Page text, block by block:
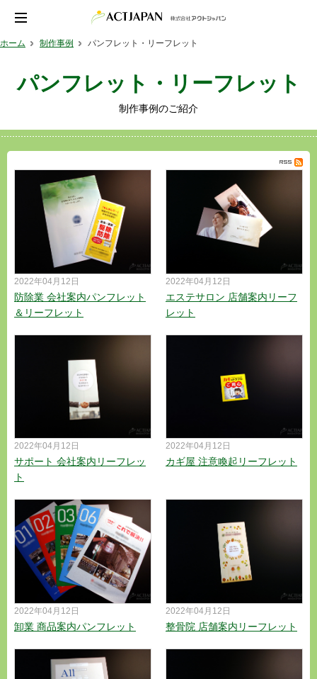
ホーム 制作事例 パンフレット・リーフレット
パンフレット・リーフレット
制作事例のご紹介
2022年04月12日
防除業 会社案内パンフレット
＆リーフレット
2022年04月12日
エステサロン 店舗案内リーフ
レット
2022年04月12日
サポート 会社案内リーフレッ
ト
2022年04月12日
カギ屋 注意喚起リーフレット
2022年04月12日
卸業 商品案内パンフレット
2022年04月12日
整骨院 店舗案内リーフレット